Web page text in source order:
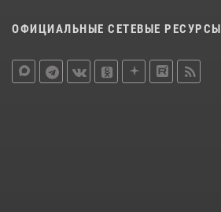
ОФИЦИАЛЬНЫЕ СЕТЕВЫЕ РЕСУРСЫ